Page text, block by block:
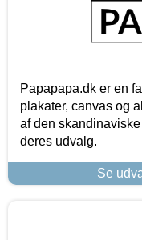
Papapapa.dk er en
plakater, canvas og
af den
deres udvalg.
Se